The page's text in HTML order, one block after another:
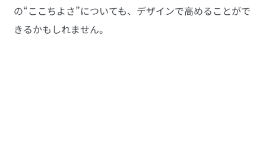
の“ここちよさ”についても、デザインで高めることがで
きるかもしれません。